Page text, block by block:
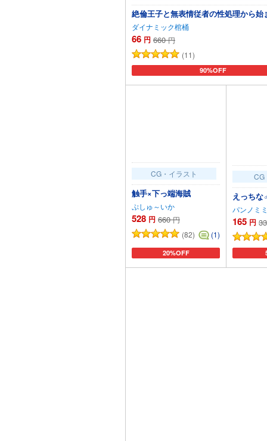
絶倫王子と無表情従者の性処理から始
ダイナミック棺桶
66 円 660 円
(11)
90%OFF
カートに追加
CG・イラスト
触手×下っ端海賊
ぷしゅ～いか
528 円 660 円
(82)
(1)
20%OFF
カートに追加
CG
えっち
パンノミ
165 円